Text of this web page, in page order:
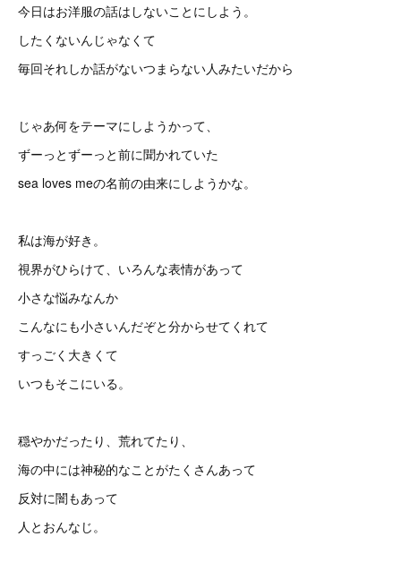
今日はお洋服の話はしないことにしよう。
したくないんじゃなくて
毎回それしか話がないつまらない人みたいだから
じゃあ何をテーマにしようかって、
ずーっとずーっと前に聞かれていた
sea loves meの名前の由来にしようかな。
私は海が好き。
視界がひらけて、いろんな表情があって
小さな悩みなんか
こんなにも小さいんだぞと分からせてくれて
すっごく大きくて
いつもそこにいる。
穏やかだったり、荒れてたり、
海の中には神秘的なことがたくさんあって
反対に闇もあって
人とおんなじ。